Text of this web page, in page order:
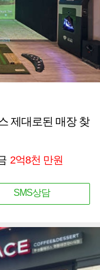
제대로된 매장 찾
2억8천 만원
SMS상담